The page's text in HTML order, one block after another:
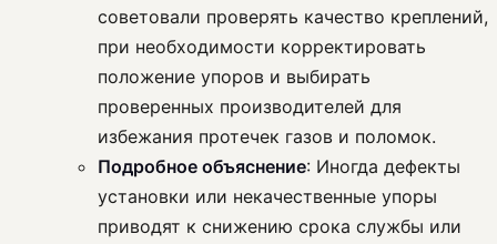
советовали проверять качество креплений,
при необходимости корректировать
положение упоров и выбирать
проверенных производителей для
избежания протечек газов и поломок.
Подробное объяснение: Иногда дефекты
установки или некачественные упоры
приводят к снижению срока службы или